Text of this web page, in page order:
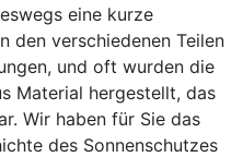
eine kurze
den verschiedenen Teilen
und oft wurden die
Material hergestellt, das
Wir haben für Sie das
des Sonnenschutzes